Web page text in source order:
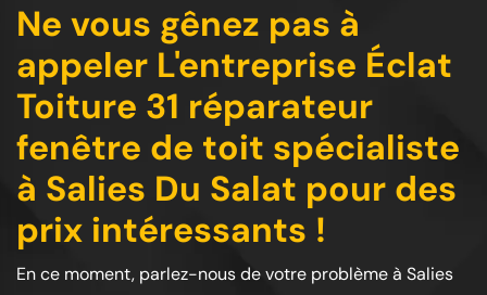
Ne vous gênez pas à
appeler L'entreprise Éclat
Toiture 31 réparateur
fenêtre de toit spécialiste
à Salies Du Salat pour des
prix intéressants !
En ce moment, parlez-nous de votre problème à Salies